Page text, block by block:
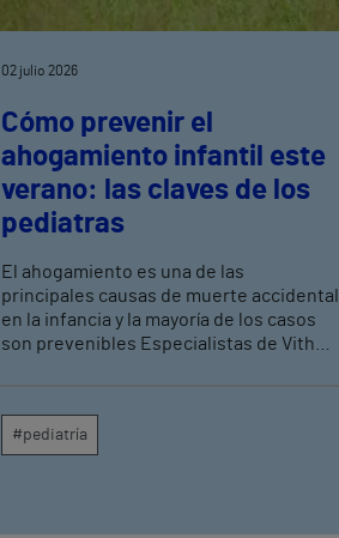
02 julio 2026
Cómo prevenir el
ahogamiento infantil este
verano: las claves de los
pediatras
El ahogamiento es una de las
principales causas de muerte accidental
en la infancia y la mayoría de los casos
son prevenibles Especialistas de Vithas
más eficaz para evitar tragedias en
piscinas, playas y entornos acuáticos
#pediatría